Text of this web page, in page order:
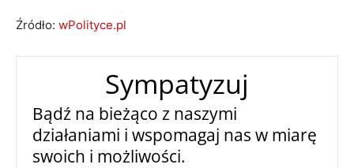
Źródło: wPolityce.pl
Sympatyzuj
Bądź na bieżąco z naszymi
działaniami i wspomagaj nas w miarę
swoich i możliwości.